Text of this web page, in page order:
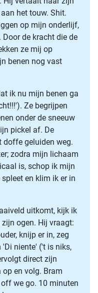
het touw. Shit.
op mijn onderlijf,
de kracht die de
ze mij op
benen nog vast
ik nu mijn benen ga
Ze begrijpen
onder de sneeuw
pickel af. De
doffe geluiden weg.
zodra mijn lichaam
is, schop ik mijn
en klim ik er in
uitkomt, kijk ik
ogen. Hij vraagt:
knijp er in, zeg
niente' ('t is niks,
direct zijn
en volg. Bram
we go. 10 minuten